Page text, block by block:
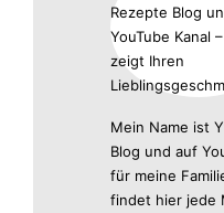
Mein Name ist
Blog und auf
für meine
findet hier jede